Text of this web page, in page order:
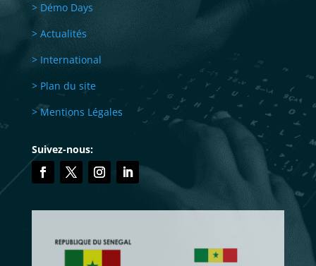
> Démo Days
> Actualités
> International
> Plan du site
> Mentions Légales
Suivez-nous: